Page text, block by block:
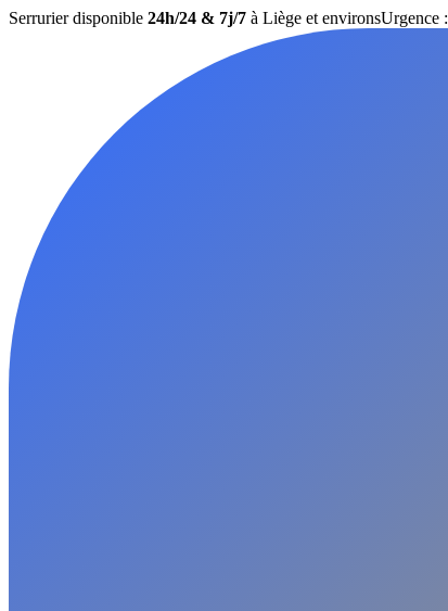
Serrurier disponible 24h/24 & 7j/7 à Liège et environsUrgence :